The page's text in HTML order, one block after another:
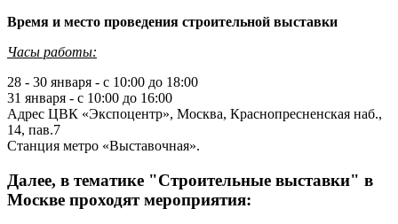
Время и место проведения строительной выставки
Часы работы:
28 - 30 января - с 10:00 до 18:00
31 января - с 10:00 до 16:00
Адрес ЦВК «Экспоцентр», Москва, Краснопресненская наб.,
14, пав.7
Станция метро «Выставочная».
Далее, в тематике "Строительные выставки" в
Москве проходят мероприятия: